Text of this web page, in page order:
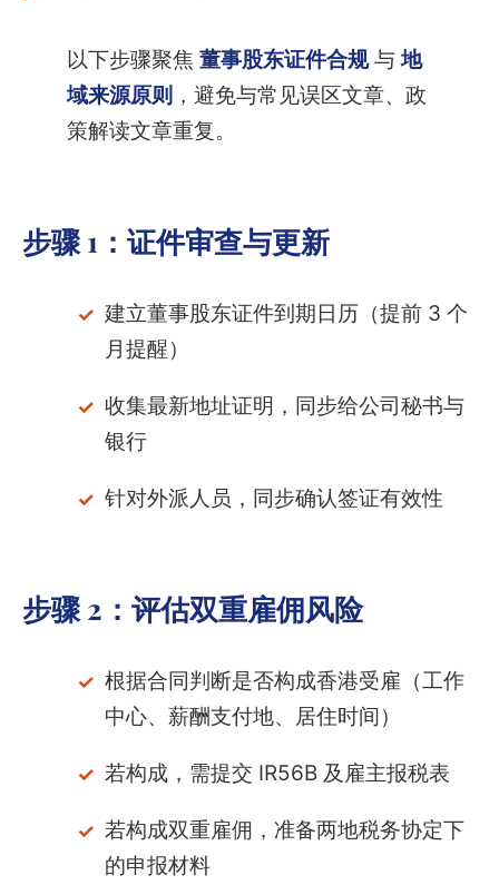
以下步骤聚焦 董事股东证件合规与地
域来源原则 ，避免与常见误区文章、政
策解读文章重复。
步骤 1： 证件审查与更新
建立董事股东证件到期日历（提前 3 个
月提醒）
收集最新地址证明，同步给公司秘书与
银行
针对外派人员，同步确认签证有效性
步骤 2： 评估双重雇佣风险
根据合同判断是否构成香港受雇（工作
中心、薪酬支付地、居住时间）
若构成，需提交 IR56B 及雇主报税表
若构成双重雇佣，准备两地税务协定下
的申报材料